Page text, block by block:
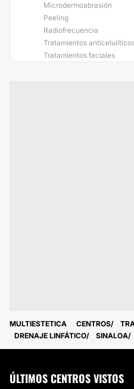
Microdermoabrasión
Peeling
Radiofrecuencia
Tratamientos
Tratamientos faciales
MULTIESTETICA CENTROS
DRENAJE LINFÁTICO
SINALOA
ÚLTIMOS CENTROS VISTOS